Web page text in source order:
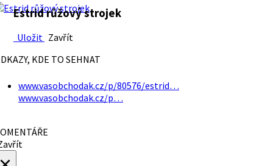
Estrid růžový strojek
Uložit Zavřít
KDE TO SEHNAT
www.vasobchodak.cz/p/80576/estrid…
www.vasobchodak.cz/p…